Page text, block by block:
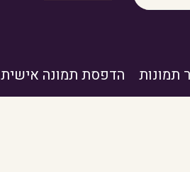
תמונות הדפסת תמונה אישית